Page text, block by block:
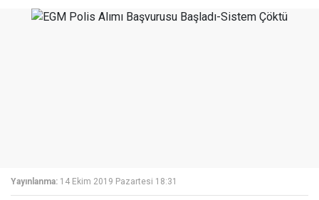
Yayınlanma: 14 Ekim 2019 Pazartesi 18:31